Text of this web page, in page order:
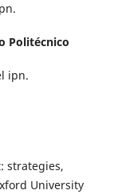
Politécnico
ipn.
strategies,
University